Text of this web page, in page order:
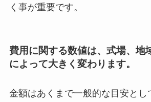
く事が重要です。
費用に関する数値は、式場、地
によって大きく変わります。
金額はあくまで一般的な目安とし